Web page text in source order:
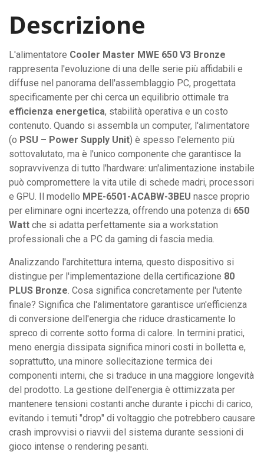
efficienza
certificata
Bronze
ventola
silenziosa
quantità
Descrizione
L'alimentatore Cooler Master MWE 650 V3 Bronze
rappresenta l'evoluzione di una delle serie più affidabili e
diffuse nel panorama dell'assemblaggio PC, progettata
specificamente per chi cerca un equilibrio ottimale tra
efficienza energetica, stabilità operativa e un costo
contenuto. Quando si assembla un computer, l'alimentatore
(o PSU – Power Supply Unit) è spesso l'elemento più
sottovalutato, ma è l'unico componente che garantisce la
sopravvivenza di tutto l'hardware: un'alimentazione instabile
può compromettere la vita utile di schede madri, processori
e GPU. Il modello MPE-6501-ACABW-3BEU nasce proprio
per eliminare ogni incertezza, offrendo una potenza di 650
Watt che si adatta perfettamente sia a workstation
professionali che a PC da gaming di fascia media.
Analizzando l'architettura interna, questo dispositivo si
distingue per l'implementazione della certificazione 80
PLUS Bronze . Cosa significa concretamente per l'utente
finale? Significa che l'alimentatore garantisce un'efficienza
di conversione dell'energia che riduce drasticamente lo
spreco di corrente sotto forma di calore. In termini pratici,
meno energia dissipata significa minori costi in bolletta e,
soprattutto, una minore sollecitazione termica dei
componenti interni, che si traduce in una maggiore longevità
del prodotto. La gestione dell'energia è ottimizzata per
mantenere tensioni costanti anche durante i picchi di carico,
evitando i temuti "drop" di voltaggio che potrebbero causare
crash improvvisi o riavvii del sistema durante sessioni di
gioco intense o rendering pesanti.